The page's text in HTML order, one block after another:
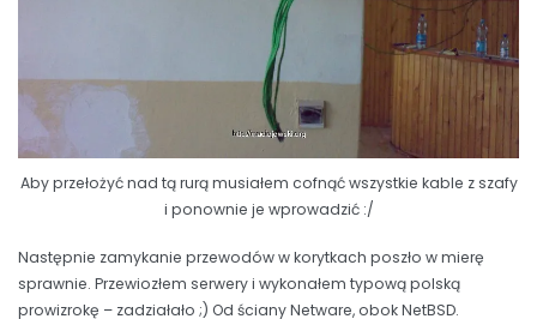
Aby przełożyć nad tą rurą musiałem cofnąć wszystkie kable z szafy
i ponownie je wprowadzić :/
Następnie zamykanie przewodów w korytkach poszło w mierę
sprawnie. Przewiozłem serwery i wykonałem typową polską
prowizrokę – zadziałało ;) Od ściany Netware, obok NetBSD.